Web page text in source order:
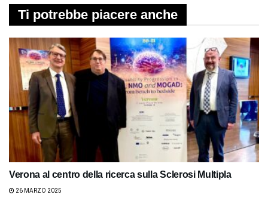
Ti potrebbe piacere anche
Verona al centro della ricerca sulla Sclerosi Multipla
26 MARZO 2025